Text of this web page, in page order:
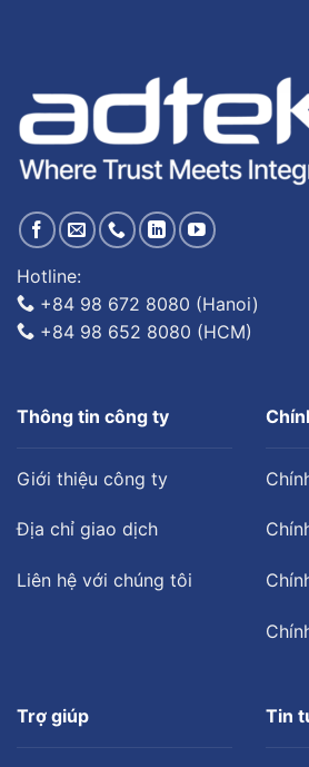
Hotline:
+84 98 672 8080 (Hanoi)
+84 98 652 8080 (HCM)
Thông tin công ty
Giới thiệu công ty
Địa chỉ giao dịch
Liên hệ với chúng tôi
Trợ giúp Tin